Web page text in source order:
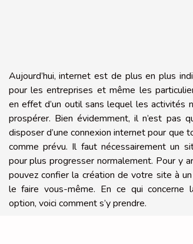
Aujourd’hui, internet est de plus en plus
pour les entreprises et même les
en effet d’un outil sans lequel les activités
prospérer. Bien évidemment, il n’est pas
disposer d’une connexion internet pour que
comme prévu. Il faut nécessairement un
pour plus progresser normalement. Pour y
pouvez confier la création de votre site à
le faire vous-même. En ce qui concerne
option, voici comment s’y prendre.